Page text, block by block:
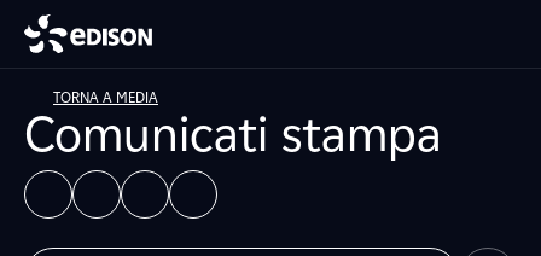
TORNA A MEDIA
Comunicati stampa